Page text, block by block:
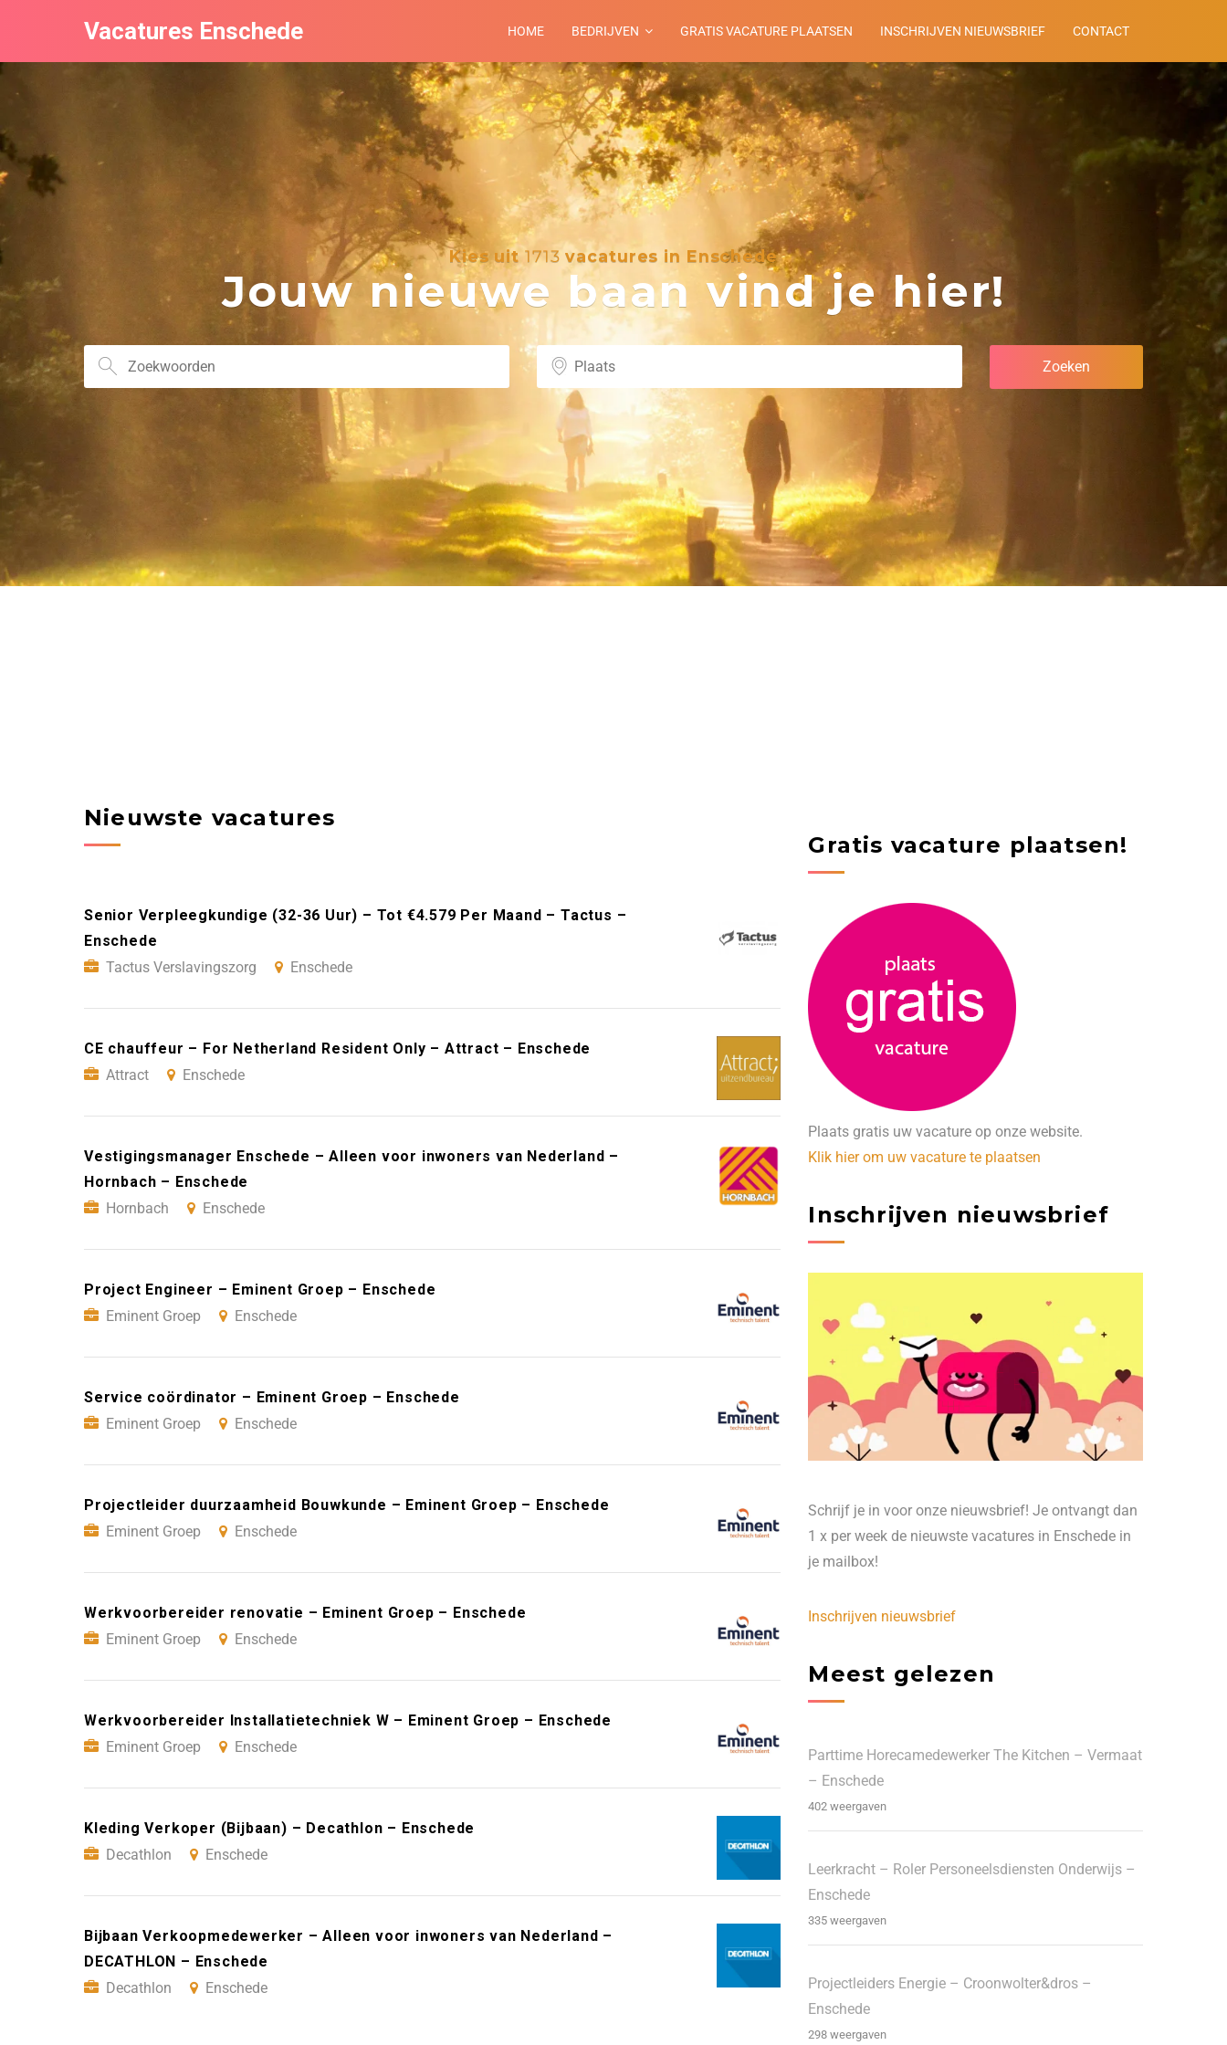
Vacatures Enschede HOME BEDRIJVEN GRATIS VACATURE PLAATSEN INSCHRIJVEN NIEUWSBRIEF CONTACT
Kies uit 1713 vacatures in Enschede
Jouw nieuwe baan vind je hier!
Nieuwste vacatures
Senior Verpleegkundige (32-36 Uur) – Tot €4.579 Per Maand – Tactus –
Enschede
Tactus Verslavingszorg
Enschede
CE chauffeur – For Netherland Resident Only – Attract – Enschede
Attract
Enschede
Vestigingsmanager Enschede – Alleen voor inwoners van Nederland –
Hornbach – Enschede
Hornbach
Enschede
Project Engineer – Eminent Groep – Enschede
Eminent Groep
Enschede
Service coördinator – Eminent Groep – Enschede
Eminent Groep
Enschede
Projectleider duurzaamheid Bouwkunde – Eminent Groep – Enschede
Eminent Groep
Enschede
Werkvoorbereider renovatie – Eminent Groep – Enschede
Eminent Groep
Enschede
Werkvoorbereider Installatietechniek W – Eminent Groep – Enschede
Eminent Groep
Enschede
Kleding Verkoper (Bijbaan) – Decathlon – Enschede
Decathlon
Enschede
Bijbaan Verkoopmedewerker – Alleen voor inwoners van Nederland –
DECATHLON – Enschede
Decathlon
Enschede
Gratis vacature plaatsen!
Plaats gratis uw vacature op onze website.
Klik hier om uw vacature te plaatsen
Inschrijven nieuwsbrief
Schrijf je in voor onze nieuwsbrief! Je ontvangt dan
1 x per week de nieuwste vacatures in Enschede in
je mailbox!
Inschrijven nieuwsbrief
Meest gelezen
Parttime Horecamedewerker The Kitchen – Vermaat
– Enschede
402 weergaven
Leerkracht – Roler Personeelsdiensten Onderwijs –
Enschede
335 weergaven
Projectleiders Energie – Croonwolter&dros –
Enschede
298 weergaven